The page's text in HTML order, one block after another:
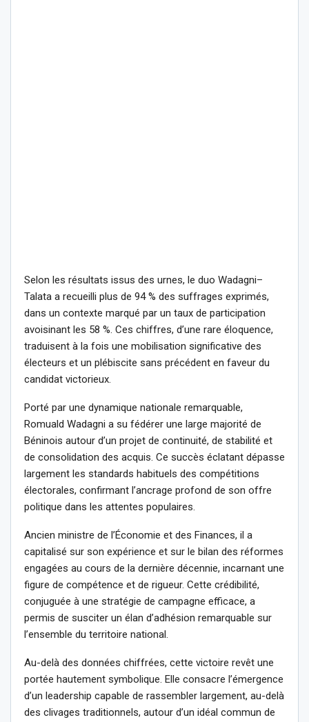
Selon les résultats issus des urnes, le duo Wadagni–
Talata a recueilli plus de 94 % des suffrages exprimés,
dans un contexte marqué par un taux de participation
avoisinant les 58 %. Ces chiffres, d’une rare éloquence,
traduisent à la fois une mobilisation significative des
électeurs et un plébiscite sans précédent en faveur du
candidat victorieux.
Porté par une dynamique nationale remarquable,
Romuald Wadagni a su fédérer une large majorité de
Béninois autour d’un projet de continuité, de stabilité et
de consolidation des acquis. Ce succès éclatant dépasse
largement les standards habituels des compétitions
électorales, confirmant l’ancrage profond de son offre
politique dans les attentes populaires.
Ancien ministre de l’Économie et des Finances, il a
capitalisé sur son expérience et sur le bilan des réformes
engagées au cours de la dernière décennie, incarnant une
figure de compétence et de rigueur. Cette crédibilité,
conjuguée à une stratégie de campagne efficace, a
permis de susciter un élan d’adhésion remarquable sur
l’ensemble du territoire national.
Au-delà des données chiffrées, cette victoire revêt une
portée hautement symbolique. Elle consacre l’émergence
d’un leadership capable de rassembler largement, au-delà
des clivages traditionnels, autour d’un idéal commun de